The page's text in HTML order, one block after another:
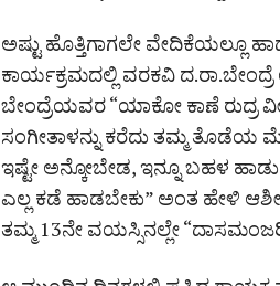
ಅಷ್ಟು ಹೊತ್ತಿಗಾಗಲೇ ವೇದಿಕೆಯಲ್ಲೂ
ಕಾರ್ಯಕ್ರಮದಲ್ಲಿ ವರಕವಿ
ಬೇಂದ್ರೆಯವರ “ಯಾಕೋ ಕಾಣೆ ರುದ್ರ
ಸಂಗೀತಾಳನ್ನು ಕರೆದು ತಮ್ಮ ತೊಡೆಯ
ಇಷ್ಟೇ ಅನ್ಕೋಬೇಡ, ಇನ್ನೂ ಬಹಳ ಹಾಡು
ಎಲ್ಲ ಕಡೆ ಹಾಡಬೇಕು” ಅಂತ ಹೇಳಿ
ತಮ್ಮ 13ನೇ ವಯಸ್ಸಿನಲ್ಲೇ